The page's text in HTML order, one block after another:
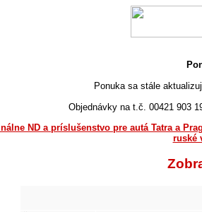
Ponuka sa stále
Objednávky na t.č. 00421 903
ND a príslušenstvo pre autá Tatra a
ruské